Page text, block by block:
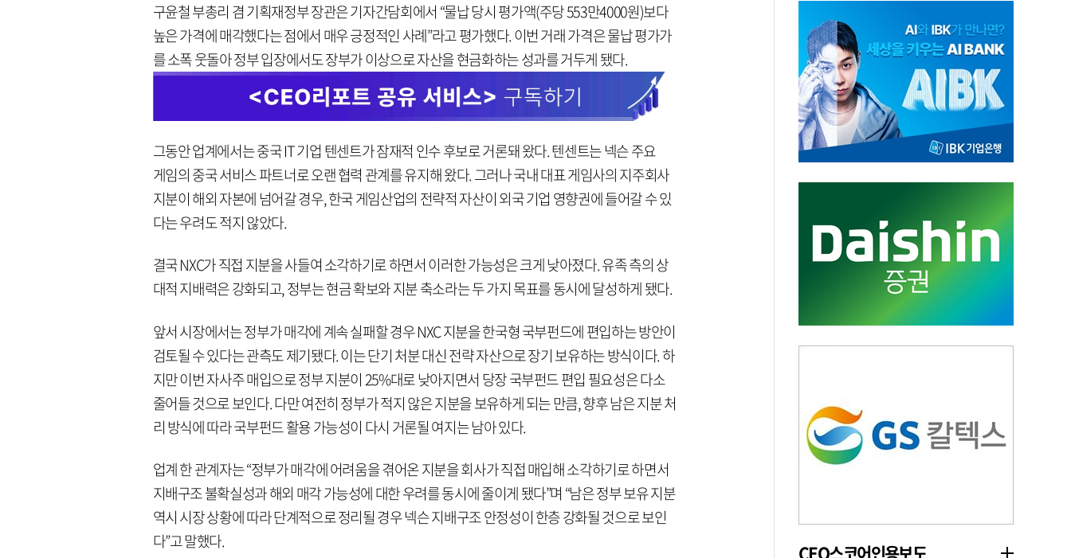
구윤철 부총리 겸 기획재정부 장관은 기자간담회에서 “물납 당시 평가액(주당 553만4000원)보다
높은 가격에 매각했다는 점에서 매우 긍정적인 사례”라고 평가했다. 이번 거래 가격은 물납 평가가
를 소폭 웃돌아 정부 입장에서도 장부가 이상으로 자산을 현금화하는 성과를 거두게 됐다.
그동안 업계에서는 중국 IT 기업 텐센트가 잠재적 인수 후보로 거론돼 왔다. 텐센트는 넥슨 주요
게임의 중국 서비스 파트너로 오랜 협력 관계를 유지해 왔다. 그러나 국내 대표 게임사의 지주회사
지분이 해외 자본에 넘어갈 경우, 한국 게임산업의 전략적 자산이 외국 기업 영향권에 들어갈 수 있
다는 우려도 적지 않았다.
결국 NXC가 직접 지분을 사들여 소각하기로 하면서 이러한 가능성은 크게 낮아졌다. 유족 측의 상
대적 지배력은 강화되고, 정부는 현금 확보와 지분 축소라는 두 가지 목표를 동시에 달성하게 됐다.
앞서 시장에서는 정부가 매각에 계속 실패할 경우 NXC 지분을 한국형 국부펀드에 편입하는 방안이
검토될 수 있다는 관측도 제기됐다. 이는 단기 처분 대신 전략 자산으로 장기 보유하는 방식이다. 하
지만 이번 자사주 매입으로 정부 지분이 25%대로 낮아지면서 당장 국부펀드 편입 필요성은 다소
줄어들 것으로 보인다. 다만 여전히 정부가 적지 않은 지분을 보유하게 되는 만큼, 향후 남은 지분 처
리 방식에 따라 국부펀드 활용 가능성이 다시 거론될 여지는 남아 있다.
업계 한 관계자는 “정부가 매각에 어려움을 겪어온 지분을 회사가 직접 매입해 소각하기로 하면서
지배구조 불확실성과 해외 매각 가능성에 대한 우려를 동시에 줄이게 됐다”며 “남은 정부 보유 지분
역시 시장 상황에 따라 단계적으로 정리될 경우 넥슨 지배구조 안정성이 한층 강화될 것으로 보인
다”고 말했다.
CEO스코어인용보도